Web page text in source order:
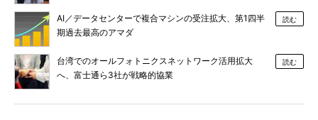
AI／データセンターで複合マシンの受注拡大、第1四半
期過去最高のアマダ
読む
台湾でのオールフォトニクスネットワーク活用拡大
へ、富士通ら3社が戦略的協業
読む